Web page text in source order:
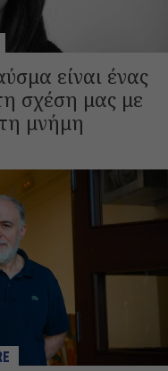
είναι ένας
σχέση μας με
μνήμη